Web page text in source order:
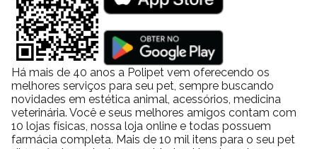
Há mais de 40 anos a Polipet vem oferecendo os
melhores serviços para seu pet, sempre buscando
novidades em estética animal, acessórios, medicina
veterinária. Você e seus melhores amigos contam com
10 lojas físicas, nossa loja online e todas possuem
farmácia completa. Mais de 10 mil itens para o seu pet